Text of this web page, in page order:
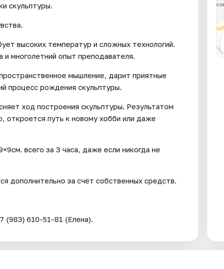
скульптуры.
высоких температур и сложных технологий.
многолетний опыт преподавателя.
мышление, дарит приятные
процесс рождения скульптуры.
ход построения скульптуры. Результатом
откроется путь к новому хобби или даже
всего за 3 часа, даже если никогда не
дополнительно за счёт собственных средств.
(983) 610-51-81 (Елена).